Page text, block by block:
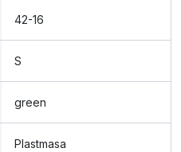
42-16
S
green
Plastmasa